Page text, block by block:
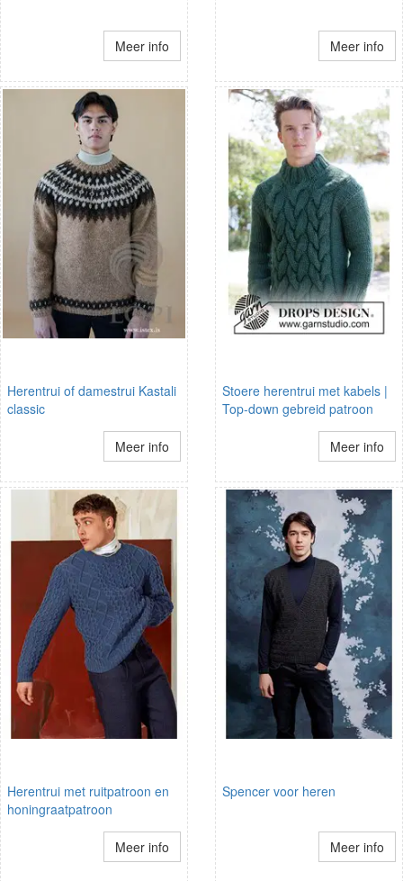
Meer info Meer info
Herentrui of damestrui Kastali
classic
Meer info
Stoere herentrui met kabels |
Top-down gebreid patroon
Meer info
Herentrui met ruitpatroon en
honingraatpatroon
Meer info
Spencer voor heren
Meer info